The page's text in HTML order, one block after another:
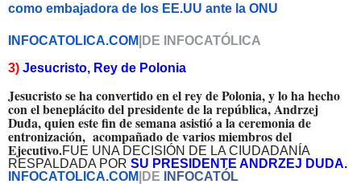
como embajadora de los EE.UU ante la ONU
INFOCATOLICA.COM |DE INFOCATÓLI CA
3) Jesucristo, Rey de Polonia
Jesucristo se ha convertido en el rey de Polonia, y lo ha hecho
con el beneplácito del presidente de la república, Andrzej
Duda, quien este fin de semana asistió a la ceremonia de
entronización, acompañado de varios miembros del
Ejecutivo.FUE UNA DECISIÓN DE LA CIUDADANÍA
RESPALDADA POR SU PRESIDENTE ANDRZEJ DUDA.
INFOCATOLICA.COM |DE INFOCATÓL